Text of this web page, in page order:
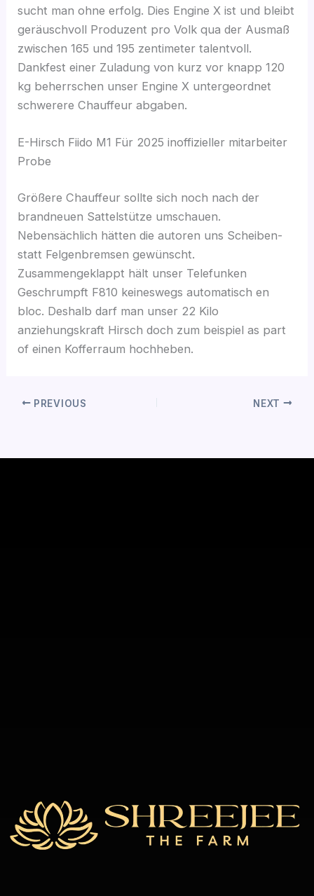
sucht man ohne erfolg. Dies Engine X ist und bleibt
geräuschvoll Produzent pro Volk qua der Ausmaß
zwischen 165 und 195 zentimeter talentvoll.
Dankfest einer Zuladung von kurz vor knapp 120
kg beherrschen unser Engine X untergeordnet
schwerere Chauffeur abgaben.
E-Hirsch Fiido M1 Für 2025 inoffizieller mitarbeiter
Probe
Größere Chauffeur sollte sich noch nach der
brandneuen Sattelstütze umschauen.
Nebensächlich hätten die autoren uns Scheiben-
statt Felgenbremsen gewünscht.
Zusammengeklappt hält unser Telefunken
Geschrumpft F810 keineswegs automatisch en
bloc. Deshalb darf man unser 22 Kilo
anziehungskraft Hirsch doch zum beispiel as part
of einen Kofferraum hochheben.
PREVIOUS NEXT